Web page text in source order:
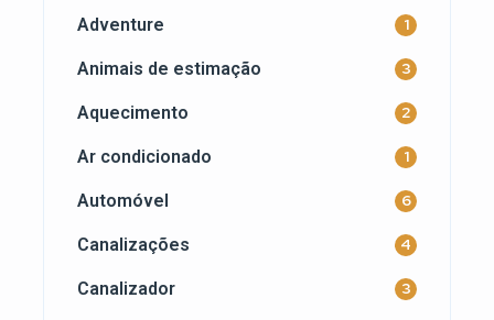
Adventure 1
Animais de estimação 3
Aquecimento 2
Ar condicionado 1
Automóvel 6
Canalizações 4
Canalizador 3